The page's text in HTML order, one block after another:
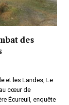
des
et les Landes, Le
cœur de
Écureuil, enquête